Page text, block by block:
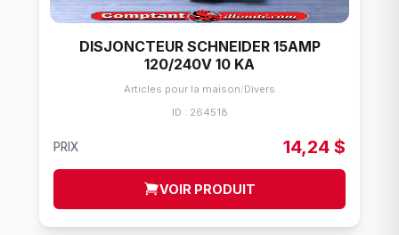
DISJONCTEUR SCHNEIDER 15AMP
120/240V 10 KA
Articles pour la maison/Divers
ID : 264518
PRIX 14,24 $
VOIR PRODUIT